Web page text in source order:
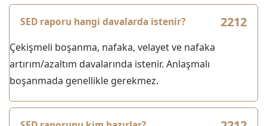
SED raporu hangi davalarda istenir?
Çekişmeli boşanma, nafaka, velayet ve nafaka
artırım/azaltım davalarında istenir. Anlaşmalı
boşanmada genellikle gerekmez.